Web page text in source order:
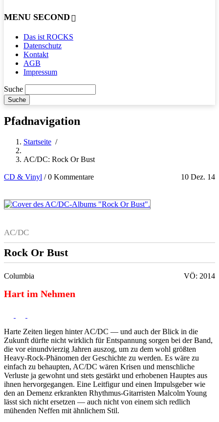
MENU SECOND
Das ist ROCKS
Datenschutz
Kontakt
AGB
Impressum
Suche
Pfadnavigation
Startseite /
AC/DC: Rock Or Bust
CD & Vinyl 10 Dez. 14
/0 Kommentare
AC/DC
Rock Or Bust
Columbia VÖ: 2014
Hart im Nehmen
Harte Zeiten liegen hinter AC/DC — und auch der Blick in die
Zukunft dürfte nicht wirklich für Entspannung sorgen bei der Band,
die vor einundvierzig Jahren auszog, um zu dem wohl größten
Heavy-Rock-Phänomen der Geschichte zu werden. Es wäre zu
einfach zu behaupten, AC/DC wären Krisen und menschliche
Verluste ja gewohnt und stets gestärkt und erhobenen Hauptes aus
ihnen hervorgegangen. Eine Leitfigur und einen Impulsgeber wie
den an Demenz erkrankten Rhythmus-Gitarristen Malcolm Young
lässt sich nicht ersetzen — auch nicht von einem sich redlich
mühenden Neffen mit ähnlichem Stil.